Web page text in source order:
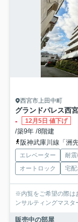
西宮市上田中町
グランドパレス西宮
-
12月5日 値下げ
/築9年 /8階建
阪神武庫川線「洲
エレベーター 耐震
オートロック
宅
※内覧をご希望の際はお気軽にご
ンサルティングマスタ
販売中の部屋